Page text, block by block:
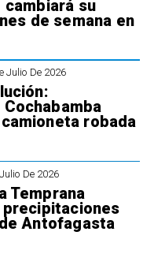
su
de semana en
Julio De 2026
robada
De 2026
Temprana
Antofagasta